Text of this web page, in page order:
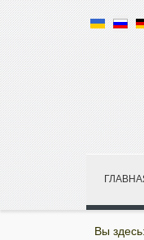
Вы здесь: